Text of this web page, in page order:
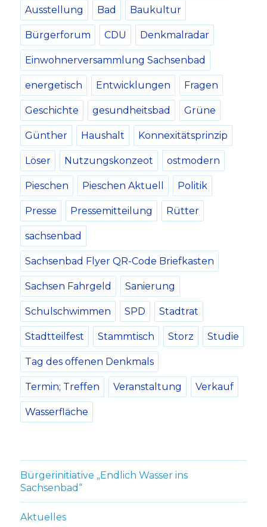
Ausstellung Bad Baukultur
Bürgerforum CDU Denkmalradar
Einwohnerversammlung Sachsenbad
energetisch Entwicklungen Fragen
Geschichte gesundheitsbad Grüne
Günther Haushalt Konnexitätsprinzip
Löser Nutzungskonzeot ostmodern
Pieschen Pieschen Aktuell Politik
Presse Pressemitteilung Rütter
sachsenbad
Sachsenbad Flyer QR-Code Briefkasten
Sachsen Fahrgeld Sanierung
Schulschwimmen SPD Stadtrat
Stadtteilfest Stammtisch Storz Studie
Tag des offenen Denkmals
Termin; Treffen Veranstaltung Verkauf
Wasserfläche
Bürgerinitiative „Endlich Wasser ins
Sachsenbad“
Aktuelles